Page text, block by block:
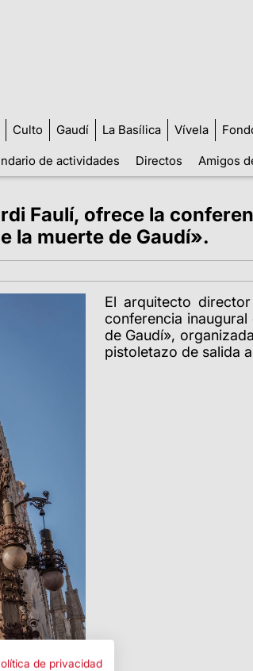
Culto Gaudí La Basílica Vívela
de actividades Directos Amigos
Faulí, ofrece la
la muerte de Gaudí».
El arquitecto
conferencia
de Gaudí»,
pistoletazo de salida
de privacidad